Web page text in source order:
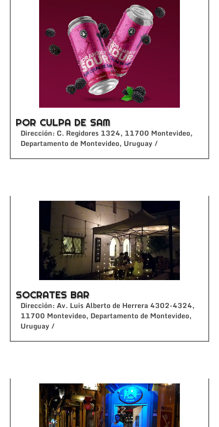
POR CULPA DE SAM
Dirección: C. Regidores 1324, 11700 Montevideo,
Departamento de Montevideo, Uruguay /
SOCRATES BAR
Dirección: Av. Luis Alberto de Herrera 4302-4324,
11700 Montevideo, Departamento de Montevideo,
Uruguay /